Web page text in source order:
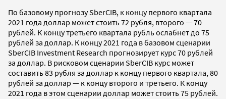
По базовому прогнозу SberCIB, к концу первого квартала
2021 года доллар может стоить 72 рубля, второго — 70
рублей. К концу третьего квартала рубль ослабнет до 75
рублей за доллар. К концу 2021 года в базовом сценарии
SberCIB Investment Research прогнозирует курс 70 рублей
за доллар. В рисковом сценарии SberCIB курс может
составить 83 рубля за доллар к концу первого квартала, 80
рублей за доллар — к концу второго и третьего. К концу
2021 года в этом сценарии доллар может стоить 75 рублей.